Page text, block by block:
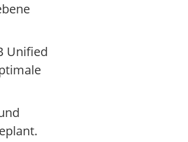
Unified